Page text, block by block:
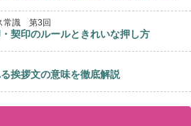
常識 第3回
契印のルールときれいな押し方
挨拶文の意味を徹底解説